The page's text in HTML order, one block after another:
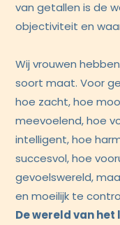
van getallen is de
objectiviteit en
Wij vrouwen
soort maat. Voor
hoe zacht, hoe
meevoelend, hoe
intelligent, hoe
succesvol, hoe
gevoelswereld,
en moeilijk te
De wereld van het